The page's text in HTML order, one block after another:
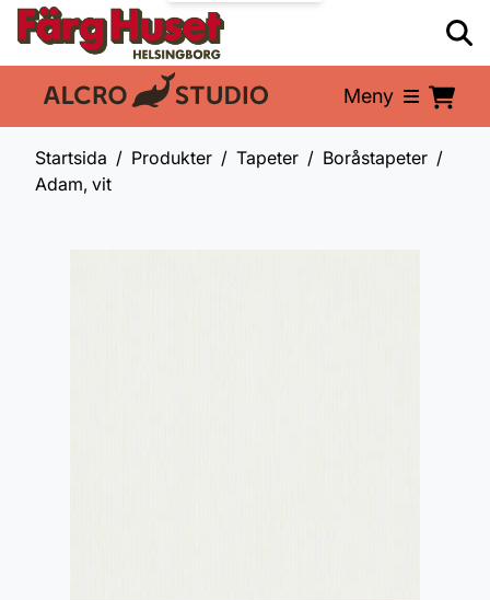
En del av: Meny
Startsida Produkter Tapeter
Boråstapeter
Adam, vit